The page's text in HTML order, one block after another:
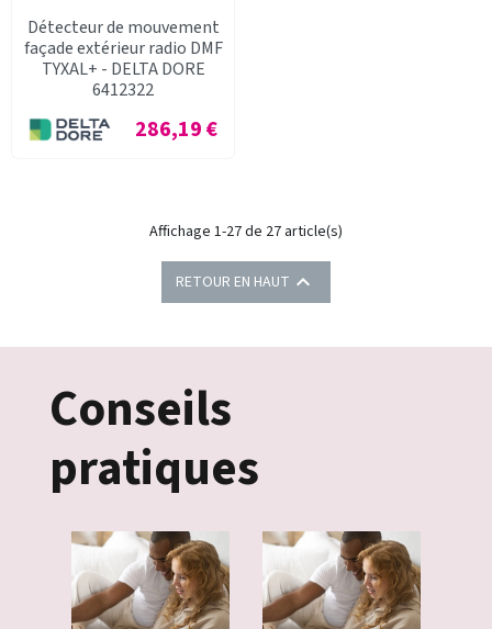
Détecteur de mouvement
façade extérieur radio DMF
TYXAL+ - DELTA DORE
6412322
Prix
286,19 €
Affichage 1-27 de 27 article(s)
RETOUR EN HAUT 
Conseils
pratiques